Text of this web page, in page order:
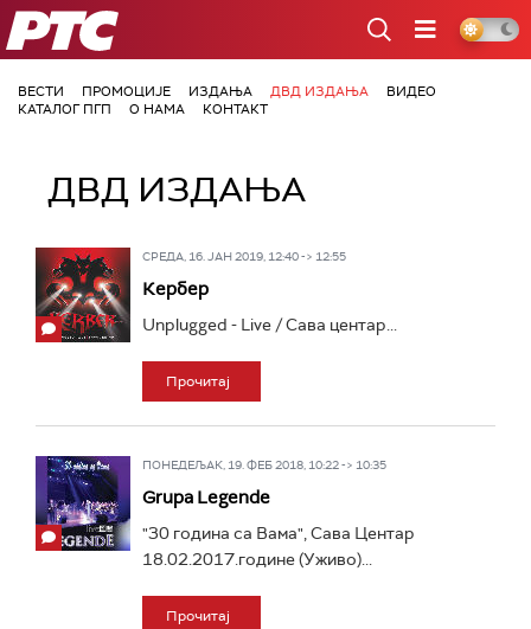
РТС
ВЕСТИ ПРОМОЦИЈЕ ИЗДАЊА ДВД ИЗДАЊА
ВИДЕО
КАТАЛОГ ПГП
О НАМА КОНТАКТ
ДВД ИЗДАЊА
СРЕДА, 16. ЈАН 2019, 12:40 -> 12:55
Кербер
Unplugged - Live / Сава центар...
Прочитај
ПОНЕДЕЉАК, 19. ФЕБ 2018, 10:22 -> 10:35
Grupa Legende
"30 година са Вама", Сава Центар
18.02.2017.године (Уживо)...
Прочитај